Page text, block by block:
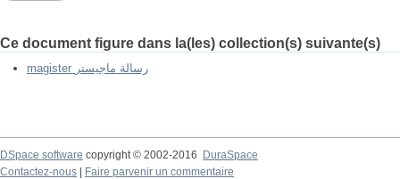
Ce document figure dans la(les) collection(s) suivante(s)
magister رسالة ماجيستر
DSpace software copyright © 2002-2016
DuraSpace
Contactez-nous
Faire parvenir un commentaire